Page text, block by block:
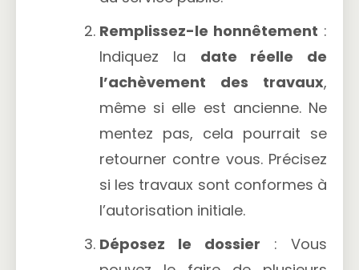
Remplissez-le honnêtement :
Indiquez la date réelle de
l’achèvement des travaux,
même si elle est ancienne. Ne
mentez pas, cela pourrait se
retourner contre vous. Précisez
si les travaux sont conformes à
l’autorisation initiale.
Déposez le dossier : Vous